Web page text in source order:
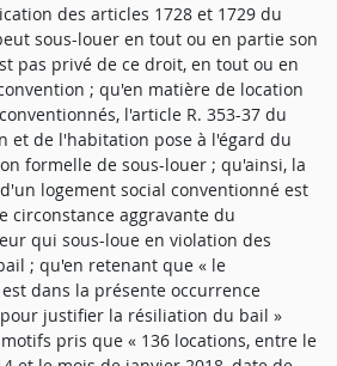
des articles 1728 et 1729 du
sous-louer en tout ou en partie son
pas privé de ce droit, en tout ou en
; qu'en matière de location
l'article R. 353-37 du
et de l'habitation pose à l'égard du
formelle de sous-louer ; qu'ainsi, la
logement social conventionné est
circonstance aggravante du
qui sous-loue en violation des
; qu'en retenant que « le
dans la présente occurrence
justifier la résiliation du bail »
pris que « 136 locations, entre le